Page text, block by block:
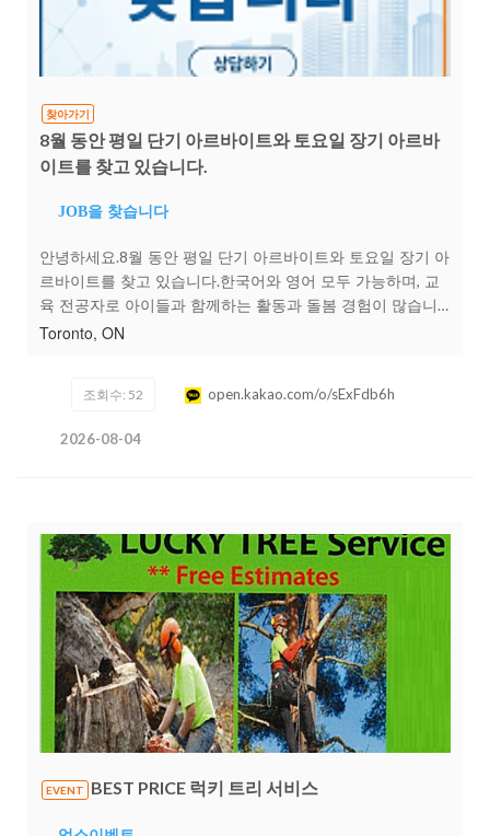
찾아가기
8월 동안 평일 단기 아르바이트와 토요일 장기 아르바
이트를 찾고 있습니다.
JOB을 찾습니다
안녕하세요.8월 동안 평일 단기 아르바이트와 토요일 장기 아
르바이트를 찾고 있습니다.한국어와 영어 모두 가능하며, 교
육 전공자로 아이들과 함께하는 활동과 돌봄 경험이 많습니
다. 아이들을 좋아하고 책임감 있게 돌볼 수 있으며, 놀이 활
익숙합니다. 사람들과 소통하는 것을 좋아하고, 친절하고 성
https://open.kakao.com/o/sExFdb6h
Toronto, ON
조회수: 52 open.kakao.com/o/sExFdb6h
2026-08-04
EVENT BEST PRICE 럭키 트리 서비스